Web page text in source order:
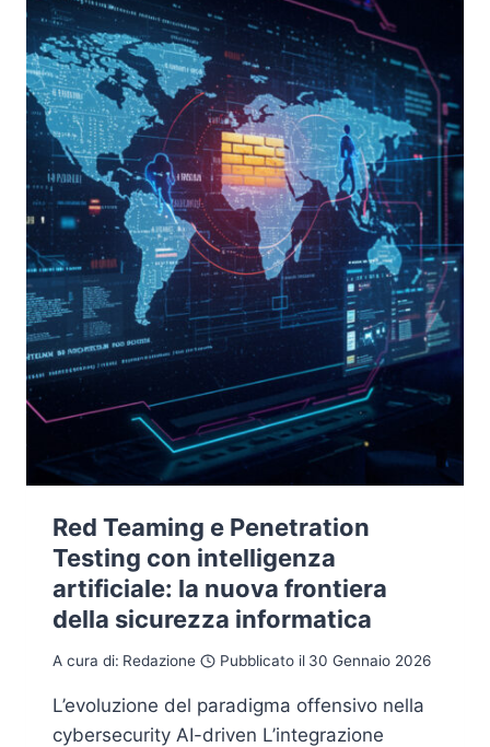
COLLISION
TRA
DORA,
NIS2
E
AI
ACT
Red Teaming e Penetration
Testing con intelligenza
artificiale: la nuova frontiera
della sicurezza informatica
A cura di: Redazione Pubblicato il 30 Gennaio 2026
L’evoluzione del paradigma offensivo nella
cybersecurity AI-driven L’integrazione